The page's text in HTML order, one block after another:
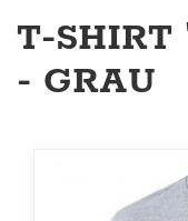
T-
- GRAU